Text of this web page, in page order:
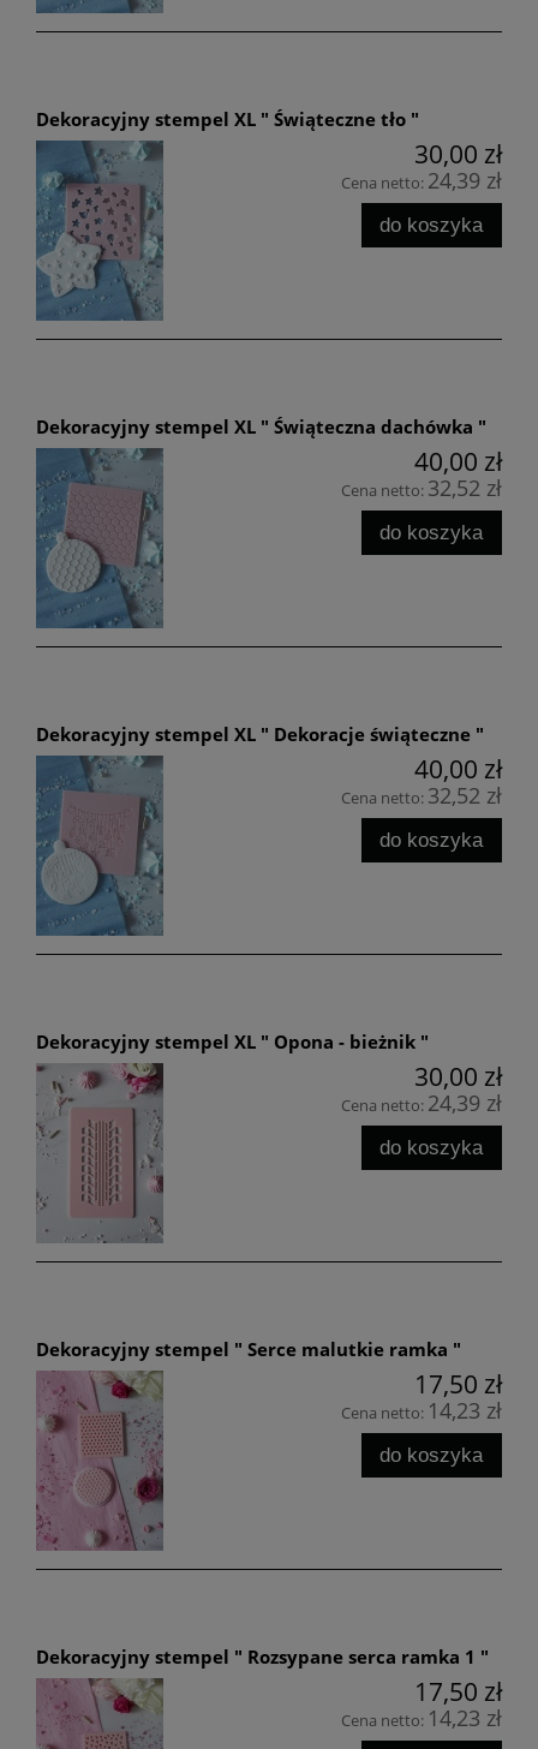
Dekoracyjny stempel XL " Świąteczne tło "
30,00 zł
Cena netto: 24,39 zł
do koszyka
Dekoracyjny stempel XL " Świąteczna dachówka "
40,00 zł
Cena netto: 32,52 zł
do koszyka
Dekoracyjny stempel XL " Dekoracje świąteczne "
40,00 zł
Cena netto: 32,52 zł
do koszyka
Dekoracyjny stempel XL " Opona - bieżnik "
30,00 zł
Cena netto: 24,39 zł
do koszyka
Dekoracyjny stempel " Serce malutkie ramka "
17,50 zł
Cena netto: 14,23 zł
do koszyka
Dekoracyjny stempel " Rozsypane serca ramka 1 "
17,50 zł
Cena netto: 14,23 zł